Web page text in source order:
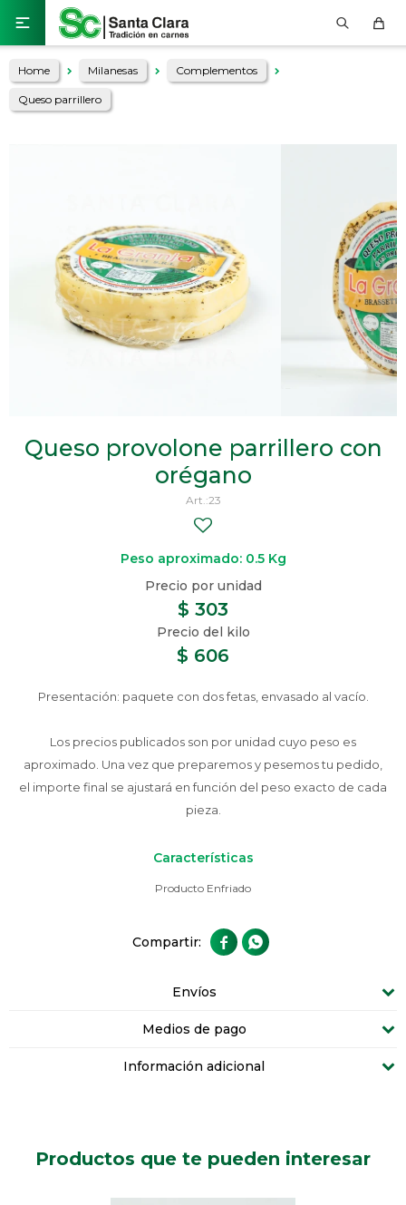

Home Milanesas Complementos
Queso parrillero
Queso provolone parrillero con
orégano
23
Peso aproximado: 0.5 Kg
$ 606
$ 303
Presentación: paquete con dos fetas, envasado al vacío.
Los precios publicados son por unidad cuyo peso es
aproximado. Una vez que preparemos y pesemos tu pedido,
el importe final se ajustará en función del peso exacto de cada
pieza.
Características
Producto Enfriado
 
Envíos
Medios de pago
Información adicional
Productos que te pueden interesar